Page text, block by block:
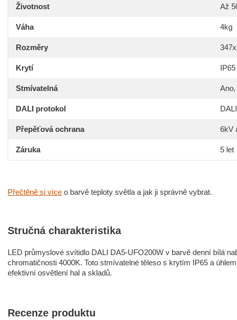
Životnost Až
Váha 4kg
Rozměry
Krytí IP65
Stmívatelná Ano,
DALI protokol
Přepěťová ochrana 6kV
Záruka 5 let
Přečtěně si více o barvě teploty světla a jak ji správně vybrat.
Stručná charakteristika
LED průmyslové svítidlo DALI DA5-UFO200W v barvě denní bílá
chromatičnosti 4000K. Toto stmívatelné těleso s krytím IP65 a
efektivní osvětlení hal a skladů.
Recenze produktu